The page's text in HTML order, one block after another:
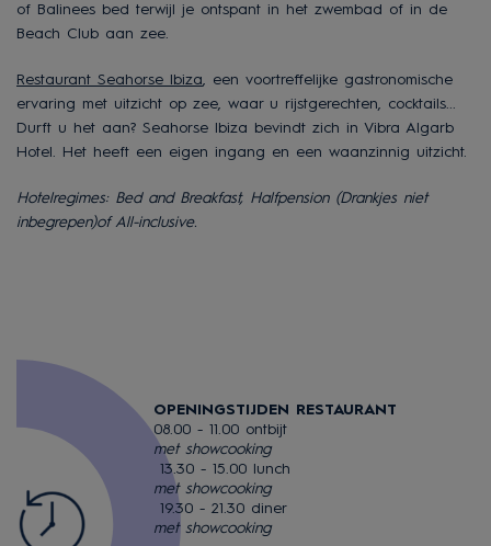
of Balinees bed terwijl je ontspant in het zwembad of in de
Beach Club aan zee.
Restaurant Seahorse Ibiza , een voortreffelijke gastronomische
ervaring met uitzicht op zee, waar u rijstgerechten, cocktails...
Durft u het aan? Seahorse Ibiza bevindt zich in Vibra Algarb
Hotel. Het heeft een eigen ingang en een waanzinnig uitzicht.
Hotelregimes: Bed and Breakfast, Halfpension (Drankjes niet
inbegrepen)of All-inclusive.
OPENINGSTIJDEN RESTAURANT
08.00 - 11.00 ontbijt
met showcooking
13.30 - 15.00 lunch
met showcooking
19.30 - 21.30 diner
met showcooking